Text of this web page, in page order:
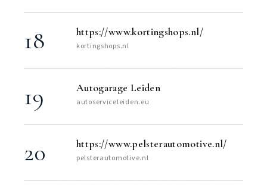
18 https://www.kortingshops.nl/
kortingshops.nl
19 Autogarage Leiden
autoserviceleiden.eu
20 https://www.pelsterautomotive.nl/
pelsterautomotive.nl